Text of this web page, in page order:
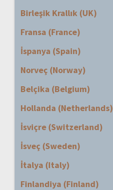
Birleşik Krallık (UK)
Fransa (France)
İspanya (Spain)
Norveç (Norway)
Belçika (Belgium)
Hollanda (Netherlands)
İsviçre (Switzerland)
İsveç (Sweden)
İtalya (Italy)
Finlandiya (Finland)